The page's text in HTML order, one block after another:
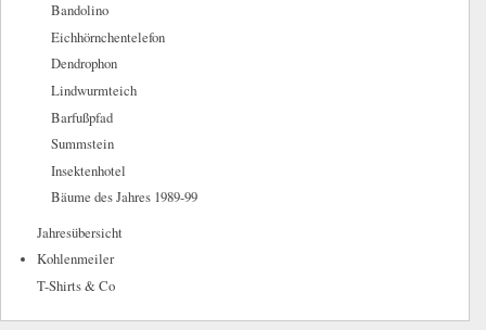
Bandolino
Eichhörnchentelefon
Dendrophon
Lindwurmteich
Barfußpfad
Summstein
Insektenhotel
Bäume des Jahres 1989-99
Jahresübersicht
Kohlenmeiler
T-Shirts & Co